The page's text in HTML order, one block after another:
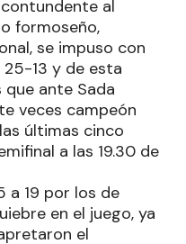
al
formoseño,
se impuso con
13 y de esta
que ante Sada
veces campeón
últimas cinco
a las 19.30 de
a 19 por los de
en el juego, ya
el